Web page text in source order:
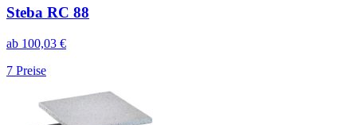
Steba RC 88
ab 100,03 €
7 Preise